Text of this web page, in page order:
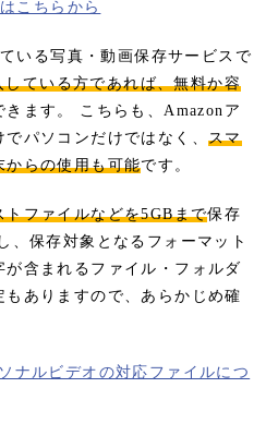
こちらから
いる写真・動画保存サービスで
ている方であれば、無料か容
ます。 こちらも、Amazonア
パソコンだけではなく、 スマ
からの使用も可能です。
トファイルなどを5GBまで保存
、保存対象となるフォーマット
含まれるファイル・フォルダ
ありますので、あらかじめ確
ナルビデオの対応ファイルにつ